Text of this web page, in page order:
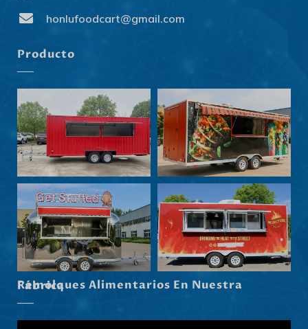
honlufoodcart@gmail.com
Producto
Remolques Alimentarios En Nuestra Fábrica Slovenščina
Latviešu valoda
Dansk
Hrvatski
Српски језик
Norsk nynorsk
Maori
Eesti
Български
Slovenčina